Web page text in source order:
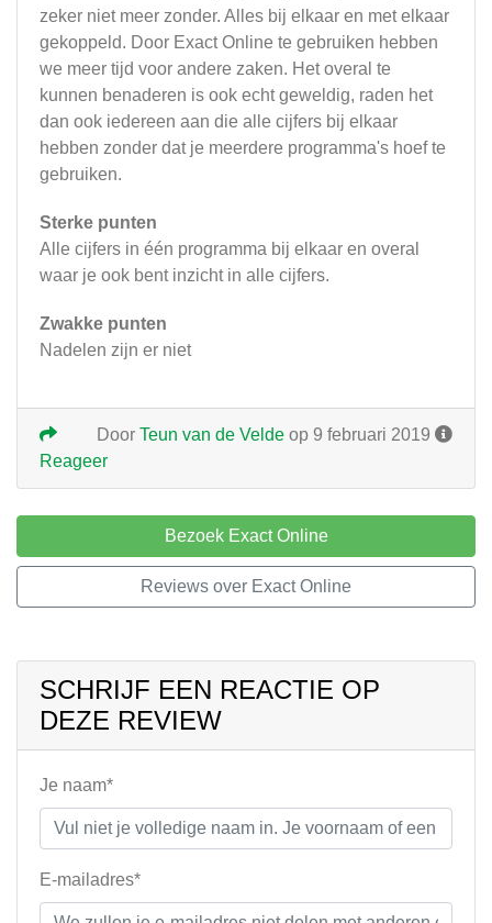
zeker niet meer zonder. Alles bij elkaar en met elkaar
gekoppeld. Door Exact Online te gebruiken hebben
we meer tijd voor andere zaken. Het overal te
kunnen benaderen is ook echt geweldig, raden het
dan ook iedereen aan die alle cijfers bij elkaar
hebben zonder dat je meerdere programma's hoef te
gebruiken.
Sterke punten
Alle cijfers in één programma bij elkaar en overal
waar je ook bent inzicht in alle cijfers.
Zwakke punten
Nadelen zijn er niet
Door Teun van de Velde op 9 februari 2019
Reageer
Bezoek Exact Online
Reviews over Exact Online
SCHRIJF EEN REACTIE OP
DEZE REVIEW
Je naam*
E-mailadres*